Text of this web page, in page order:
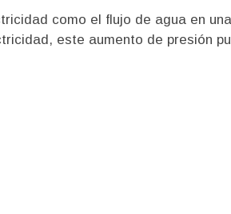
como el flujo de agua en
este aumento de presión